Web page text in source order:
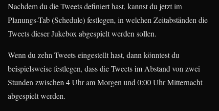
Nachdem du die Tweets definiert hast, kannst du jetzt im
Planungs-Tab (Schedule) festlegen, in welchen Zeitabständen die
Tweets dieser Jukebox abgespielt werden sollen.
Wenn du zehn Tweets eingestellt hast, dann könntest du
beispielsweise festlegen, dass die Tweets im Abstand von zwei
Stunden zwischen 4 Uhr am Morgen und 0:00 Uhr Mitternacht
abgespielt werden.